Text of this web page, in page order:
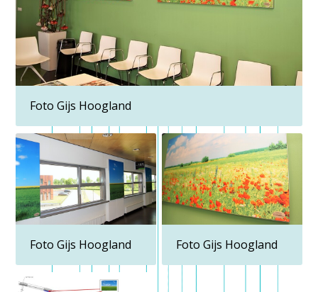
Foto Gijs Hoogland
Foto Gijs Hoogland Foto Gijs Hoogland